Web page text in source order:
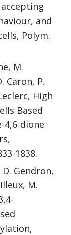
and
Polym.
M.
Caron, P.
High
Based
4,6-dione
1838.
D. Gendron,
M.